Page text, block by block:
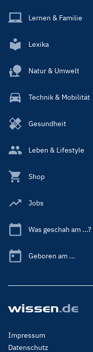
Lernen & Familie
Lexika
Natur & Umwelt
Technik & Mobilität
Gesundheit
Leben & Lifestyle
Shop
Jobs
Was geschah am ...?
Geboren am ...
Footer
Menu
Impressum
Datenschutz